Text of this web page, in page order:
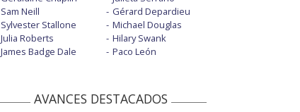
Sam Neill
Sylvester Stallone
Julia Roberts
James Badge Dale
Gérard Depardieu
Michael Douglas
Hilary Swank
Paco León
AVANCES DESTACADOS